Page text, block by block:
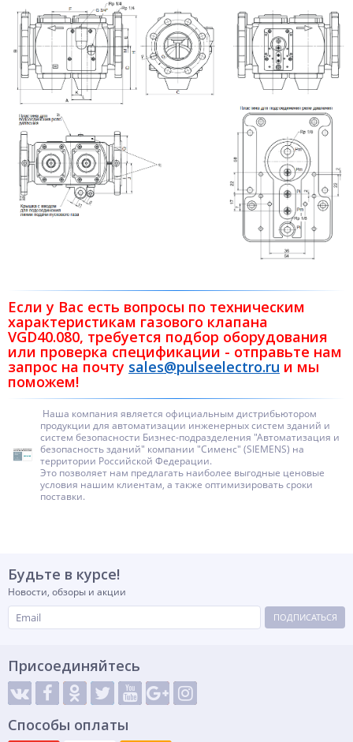
Если у Вас есть вопросы по техническим
характеристикам газового клапана
VGD40.080, требуется подбор оборудования
или проверка спецификации - отправьте нам
запрос на почту sales@pulseelectro.ru и мы
поможем!
Наша компания является официальным дистрибьютором
продукции для автоматизации инженерных систем зданий и
систем безопасности Бизнес-подразделения "Автоматизация и
безопасность зданий" компании "Сименс" (SIEMENS) на
территории Российской Федерации.
Это позволяет нам предлагать наиболее выгодные ценовые
условия нашим клиентам, а также оптимизировать сроки
поставки.
Будьте в курсе!
Новости, обзоры и акции
ПОДПИСАТЬСЯ
Присоединяйтесь
Способы оплаты